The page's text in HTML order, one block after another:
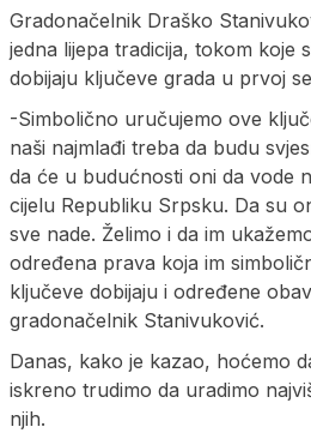
Gradonačelnik Draško
jedna lijepa tradicija, tokom koje
dobijaju ključeve grada u prvoj
-Simbolično uručujemo ove
naši najmlađi treba da budu
da će u budućnosti oni da vode
cijelu Republiku Srpsku. Da su
sve nade. Želimo i da im
određena prava koja im
ključeve dobijaju i određene
gradonačelnik Stanivuković.
Danas, kako je kazao, hoćemo
iskreno trudimo da uradimo
njih.